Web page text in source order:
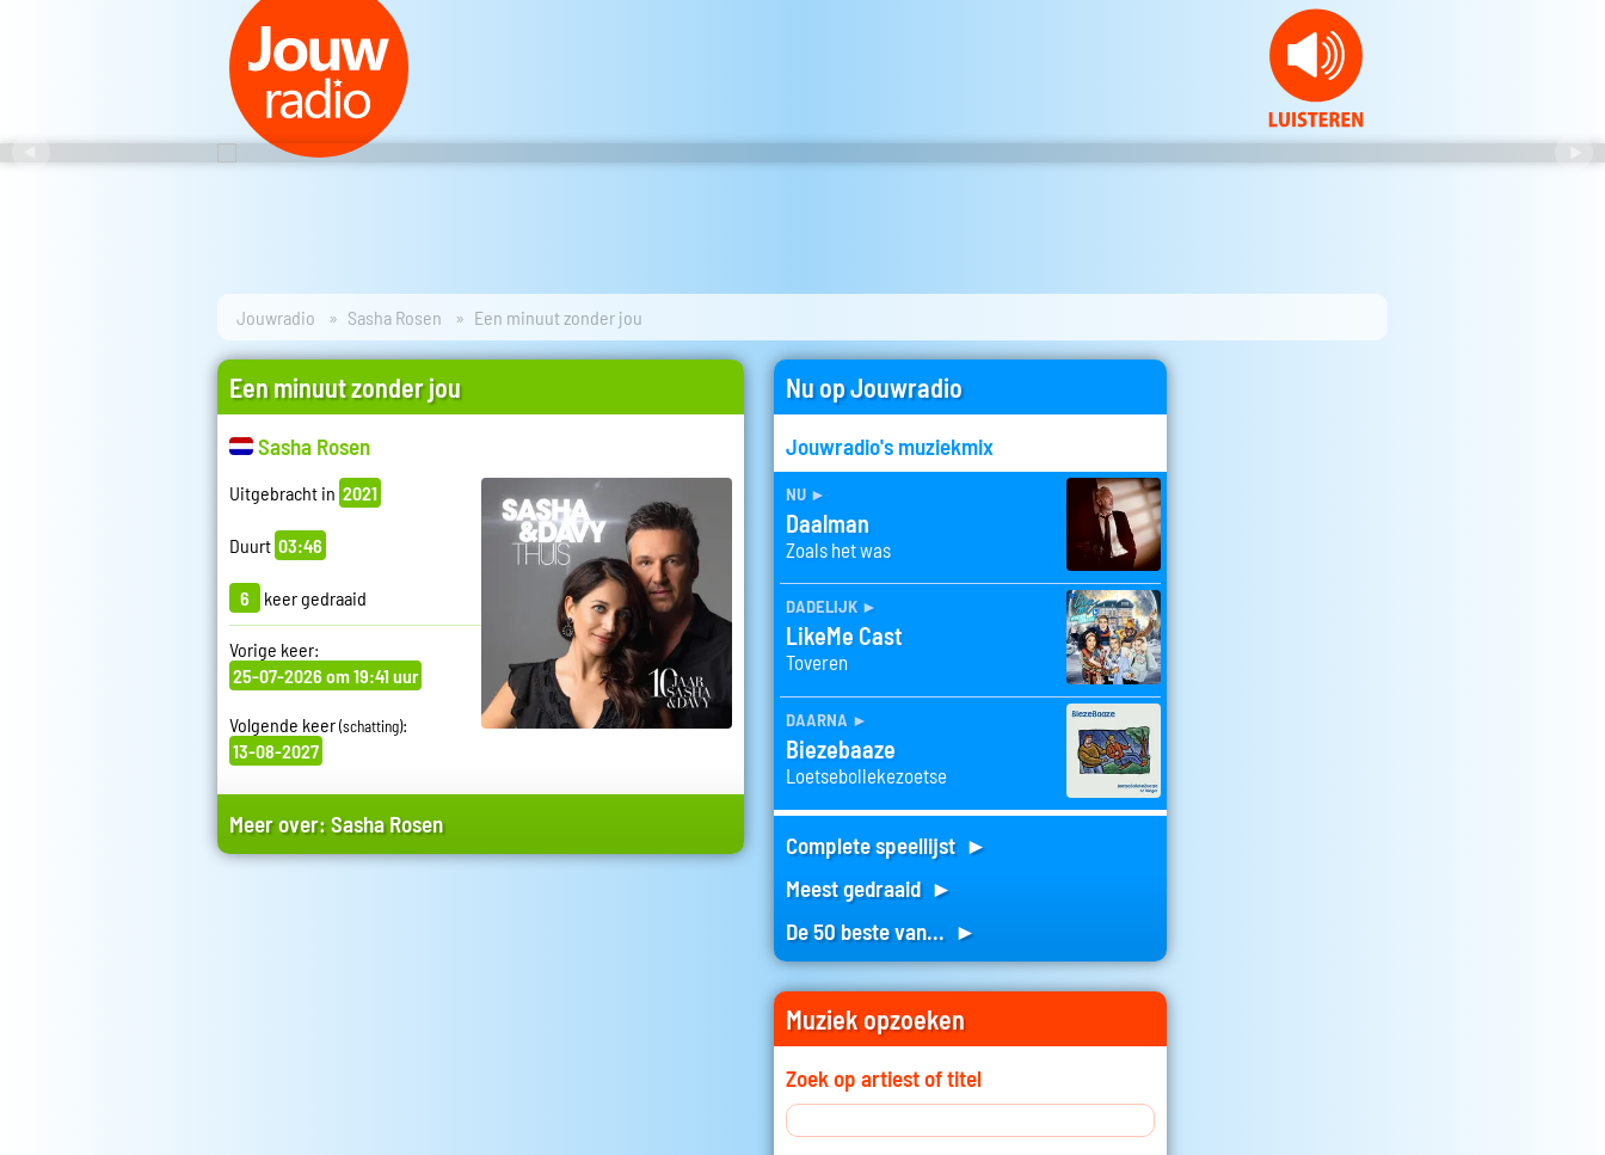
Jouwradio Sasha Rosen Een minuut zonder jou
Een minuut zonder jou
Sasha Rosen
Uitgebracht in 2021
Duurt 03:46
6 keer gedraaid
Vorige keer:
25-07-2026 om 19:41 uur
Volgende keer(schatting):
13-08-2027
Meer over:Sasha Rosen
Nu op Jouwradio
Jouwradio's muziekmix
nu ►
Daalman
Zoals het was
dadelijk ►
LikeMe Cast
Toveren
daarna ►
Biezebaaze
Loetsebollekezoetse
Complete speellijst ►
Meest gedraaid ►
De 50 beste van... ►
Muziek opzoeken
Zoek op artiest of titel